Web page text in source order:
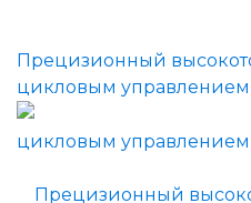
Прецизионный
цикловым управлением